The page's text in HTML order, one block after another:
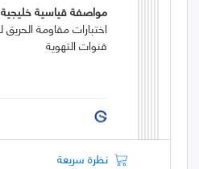
مواصفة قياسية خليجية
قنوات التهوية
نظرة سريعة